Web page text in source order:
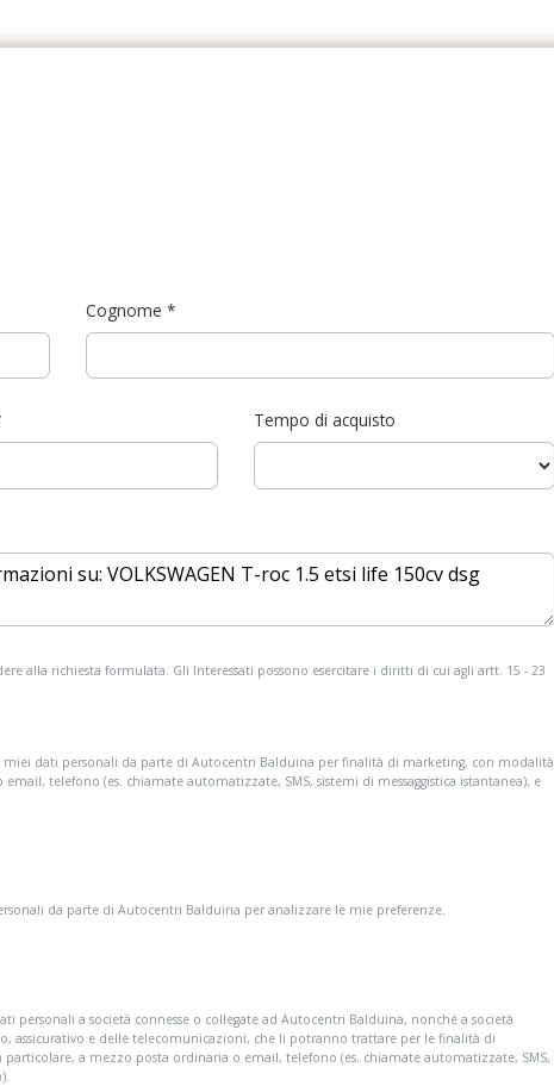
digitale con display
Cognome *
Tempo di acquisto
alla richiesta formulata. Gli Interessati possono esercitare i diritti di cui agli artt. 15 - 23
dati personali da parte di Autocentri Balduina per finalità di marketing, con modalità
telefono (es. chiamate automatizzate, SMS, sistemi di messaggistica istantanea), e
da parte di Autocentri Balduina per analizzare le mie preferenze.
personali a società connesse o collegate ad Autocentri Balduina, nonché a società
assicurativo e delle telecomunicazioni, che li potranno trattare per le finalità di
a mezzo posta ordinaria o email, telefono (es. chiamate automatizzate, SMS,